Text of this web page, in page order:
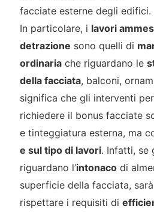
facciate esterne degli edifici.
In particolare, i lavori
detrazione sono quelli di
ordinariache riguardano le
della facciata, balconi,
significa che gli interventi
richiedere il bonus facciate
e tinteggiatura esterna, ma
e sul tipo di lavori. Infatti, se
riguardano l’intonacodi
superficie della facciata,
rispettare i requisiti di